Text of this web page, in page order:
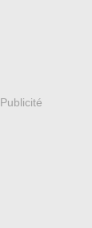
Publicité